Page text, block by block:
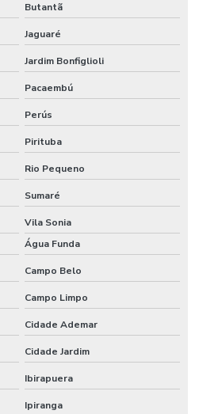
areia
Butantã
Jaguaré
Jardim Bonfiglioli
Pacaembú
Perús
Pirituba
Rio Pequeno
Sumaré
Vila Sonia
Água Funda
Campo Belo
Campo Limpo
Cidade Ademar
Cidade Jardim
Ibirapuera
Ipiranga